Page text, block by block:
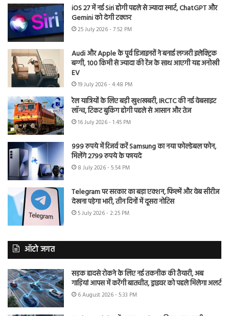
iOS 27 में नई Siri होगी पहले से ज्यादा स्मार्ट, ChatGPT और
Gemini को देगी टक्कर
25 July 2026 - 7:52 PM
Audi और Apple के पूर्व डिजाइनरों ने बनाई लग्जरी इलेक्ट्रिक
बग्गी, 100 किमी से ज्यादा की रेंज के साथ आएगी यह अनोखी
EV
19 July 2026 - 4:48 PM
रेल यात्रियों के लिए बड़ी खुशखबरी, IRCTC की नई वेबसाइट
लॉन्च, टिकट बुकिंग होगी पहले से आसान और तेज
16 July 2026 - 1:45 PM
999 रुपये में रिजर्व करें Samsung का नया फोल्डेबल फोन,
मिलेंगे 2799 रुपये के फायदे
8 July 2026 - 5:54 PM
Telegram पर सरकार का बड़ा एक्शन, फिल्में और वेब सीरीज
देखना पड़ेगा भारी, तीन दिनों में दूसरा नोटिस
5 July 2026 - 2:25 PM
ऑटो जगत
सड़क हादसे रोकने के लिए नई तकनीक की तैयारी, अब
गाड़ियां आपस में करेंगी बातचीत, ड्राइवर को पहले मिलेगा अलर्ट
6 August 2026 - 5:33 PM